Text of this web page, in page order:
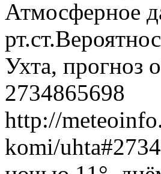
Атмосферное
Ухта, прогноз
2734865698
http://
komi/